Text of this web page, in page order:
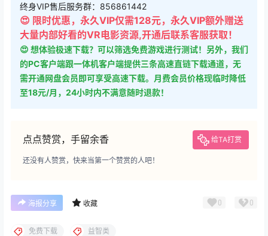
终身VIP售后服务群：856861442
😍 限时优惠，永久VIP仅需128元，永久VIP额外赠送
大量内部好看的VR电影资源,开通后联系客服获取！
😍 想体验极速下载？可以筛选免费游戏进行测试！另外，我们
的PC客户端跟一体机客户端提供三条高速直链下载通道，无
需开通网盘会员即可享受高速下载。月费会员价格现临时降低
至18元/月，24小时内不满意随时退款！
点点赞赏，手留余香 给TA打赏
还没有人赞赏，快来当第一个赞赏的人吧！
海报分享 收藏 0 0
免费下载 益智类